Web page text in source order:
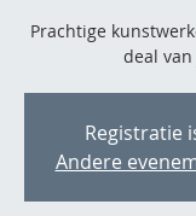
Prachtige
deal
Registratie
Andere